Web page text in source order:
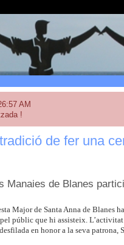
AM
!
de fer una
Manaies de Blanes
Major de Santa Anna de Blanes
públic que hi assisteix.
en honor a la seva patrona,